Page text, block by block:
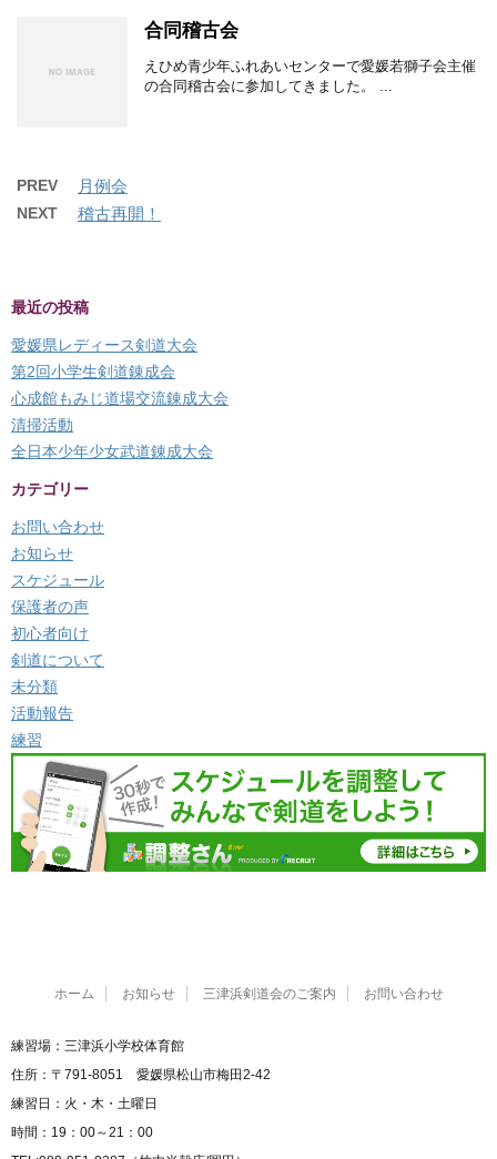
合同稽古会
えひめ青少年ふれあいセンターで愛媛若獅子会主催
の合同稽古会に参加してきました。 ...
PREV 月例会
NEXT 稽古再開！
最近の投稿
愛媛県レディース剣道大会
第2回小学生剣道錬成会
心成館もみじ道場交流錬成大会
清掃活動
全日本少年少女武道錬成大会
カテゴリー
お問い合わせ
お知らせ
スケジュール
保護者の声
初心者向け
剣道について
未分類
活動報告
練習
ホーム お知らせ 三津浜剣道会のご案内 お問い合わせ
練習場：三津浜小学校体育館
住所：〒791-8051 愛媛県松山市梅田2-42
練習日：火・木・土曜日
時間：19：00～21：00